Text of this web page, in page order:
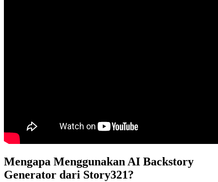
Mengapa Menggunakan AI Backstory
Generator dari Story321?